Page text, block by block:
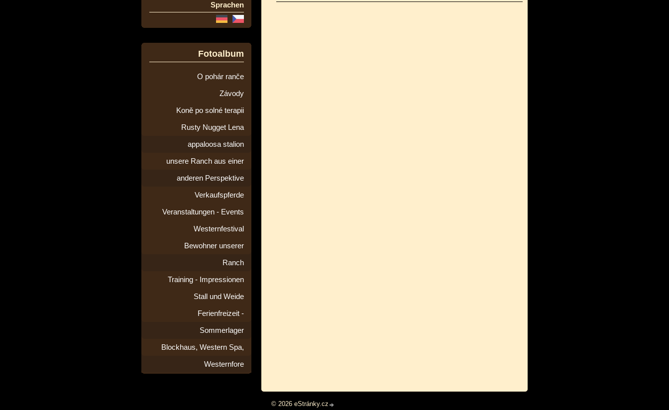
Sprachen
Fotoalbum
O pohár ranče
Závody
Koně po solné terapii
Rusty Nugget Lena
appaloosa stalion
unsere Ranch aus einer
anderen Perspektive
Verkaufspferde
Veranstaltungen - Events
Westernfestival
Bewohner unserer
Ranch
Training - Impressionen
Stall und Weide
Ferienfreizeit -
Sommerlager
Blockhaus, Western Spa,
Westernfore
© 2026 eStránky.cz